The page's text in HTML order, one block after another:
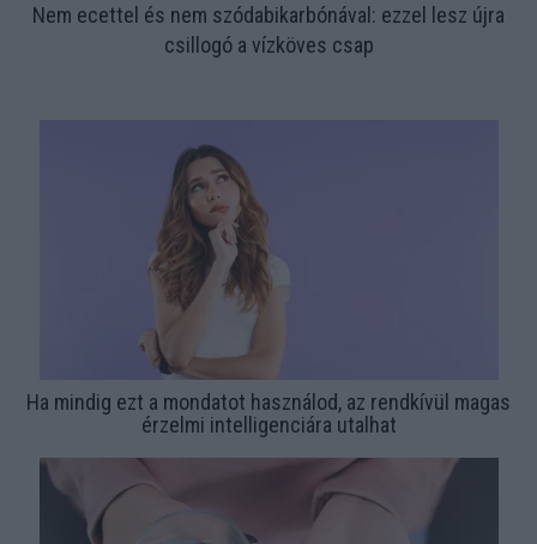
Nem ecettel és nem szódabikarbónával: ezzel lesz újra
csillogó a vízköves csap
Ha mindig ezt a mondatot használod, az rendkívül magas
érzelmi intelligenciára utalhat